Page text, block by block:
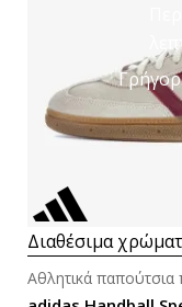
Διαθέσιμα
Αθλητικά